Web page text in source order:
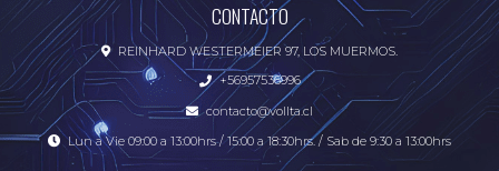
CONTACTO
REINHARD WESTERMEIER 97, LOS MUERMOS.
+56957536996
contacto@vollta.cl
Lun a Vie 09:00 a 13:00hrs / 15:00 a 18:30hrs. / Sab de 9:30 a 13:00hrs